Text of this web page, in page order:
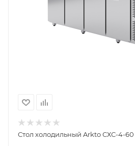
Стол холодильный Arkto СХС-4-60